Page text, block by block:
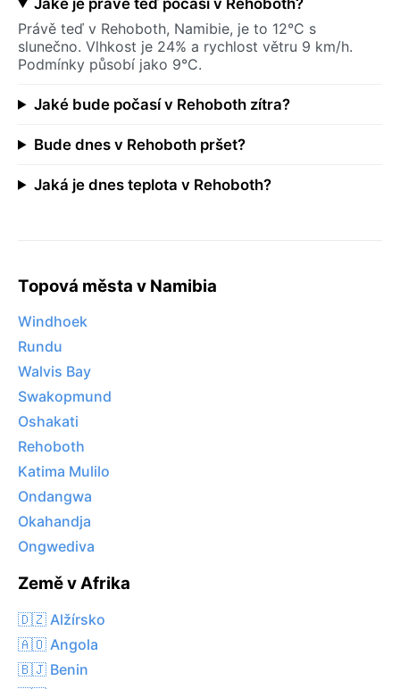
Právě teď v Rehoboth, Namibie, je to 12°C s
slunečno. Vlhkost je 24% a rychlost větru 9 km/h.
Podmínky působí jako 9°C.
Jaké bude počasí v Rehoboth zítra?
Bude dnes v Rehoboth pršet?
Jaká je dnes teplota v Rehoboth?
Topová města v Namibia
Windhoek
Rundu
Walvis Bay
Swakopmund
Oshakati
Rehoboth
Katima Mulilo
Ondangwa
Okahandja
Ongwediva
Země v Afrika
🇩🇿 Alžírsko
🇦🇴 Angola
🇧🇯 Benin